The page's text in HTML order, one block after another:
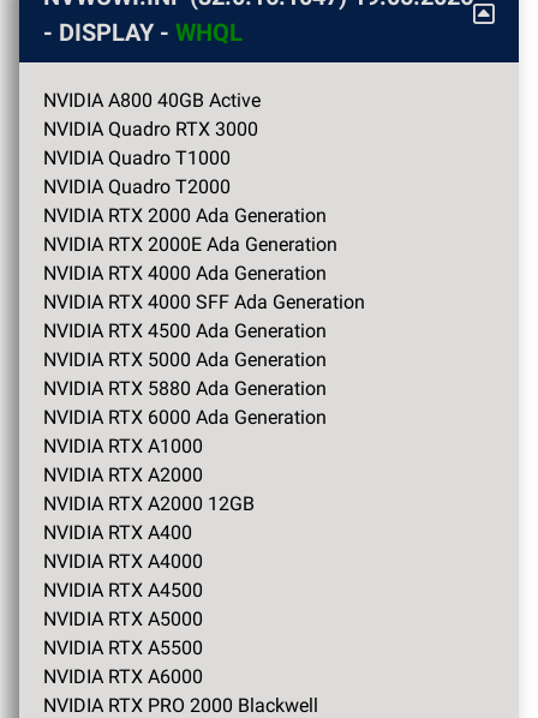
- DISPLAY - WHQL
NVIDIA A800 40GB Active
NVIDIA Quadro RTX 3000
NVIDIA Quadro T1000
NVIDIA Quadro T2000
NVIDIA RTX 2000 Ada Generation
NVIDIA RTX 2000E Ada Generation
NVIDIA RTX 4000 Ada Generation
NVIDIA RTX 4000 SFF Ada Generation
NVIDIA RTX 4500 Ada Generation
NVIDIA RTX 5000 Ada Generation
NVIDIA RTX 5880 Ada Generation
NVIDIA RTX 6000 Ada Generation
NVIDIA RTX A1000
NVIDIA RTX A2000
NVIDIA RTX A2000 12GB
NVIDIA RTX A400
NVIDIA RTX A4000
NVIDIA RTX A4500
NVIDIA RTX A5000
NVIDIA RTX A5500
NVIDIA RTX A6000
NVIDIA RTX PRO 2000 Blackwell